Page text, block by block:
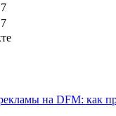
7
7
на DFM: как